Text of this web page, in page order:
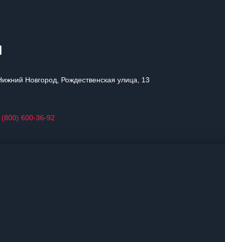
Новгород, Рождественская улица, 13
(800) 600-36-92